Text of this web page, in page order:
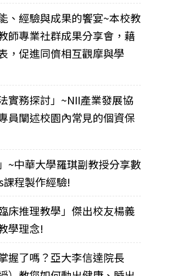
、經驗與成果的饗宴~本校教
師專業社群成果分享會，藉
，促進同儕相互觀摩與學
實務探討」~NII產業發展協
員闡述校園內常見的個資保
~中華大學羅琪副教授分享數
課程製作經驗!
床推理教學」傑出校友楊義
學理念!
握了嗎？亞大李信達院長